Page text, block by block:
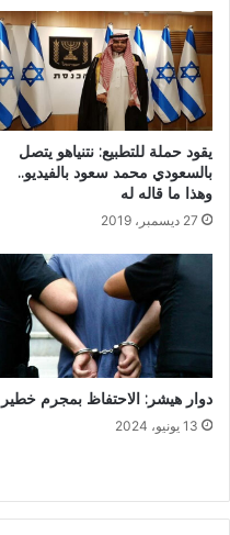
يقود حملة للتطبيع: نتنياهو يتصل
بالسعودي محمد سعود بالفيديو..
وهذا ما قاله له
27 ديسمبر، 2019
دوار هيشر: الاحتفاظ بمجرم خطير
13 يونيو، 2024